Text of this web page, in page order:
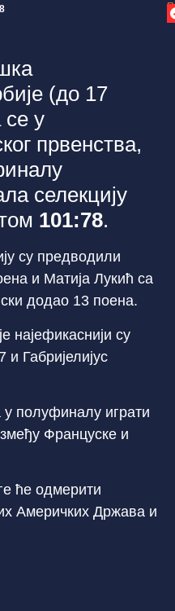
(до 17
се у
првенства,
селекцију
101:78.
су предводили
и Матија Лукић са
додао 13 поена.
најефикаснији су
Габријелијус
у полуфиналу играти
Француске и
ће одмерити
Америчких Држава и